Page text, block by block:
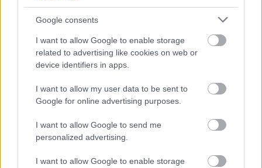
Google consents
I want to allow Google to enable storage
related to advertising like cookies on web or
device identifiers in apps.
I want to allow my user data to be sent to
Google for online advertising purposes.
I want to allow Google to send me
personalized advertising.
I want to allow Google to enable storage
termeléssel tehermentesíti a
villamosenergia-rendszert a STRABAG
HIRDETÉS
HIRDETÉS
HIRDETÉS